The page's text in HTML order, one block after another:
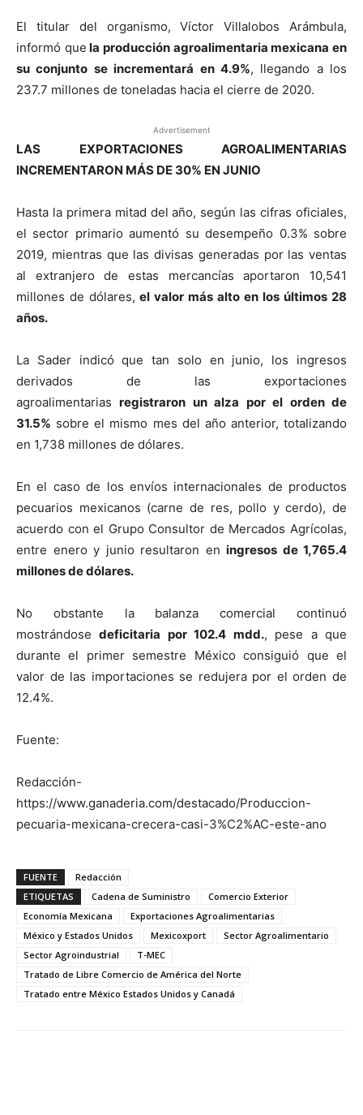
El titular del organismo, Víctor Villalobos Arámbula,
informó que la producción agroalimentaria mexicana en
su conjunto se incrementará en 4.9%, llegando a los
237.7 millones de toneladas hacia el cierre de 2020.
Advertisement
LAS EXPORTACIONES AGROALIMENTARIAS
INCREMENTARON MÁS DE 30% EN JUNIO
Hasta la primera mitad del año, según las cifras oficiales,
el sector primario aumentó su desempeño 0.3% sobre
2019, mientras que las divisas generadas por las ventas
al extranjero de estas mercancías aportaron 10,541
millones de dólares, el valor más alto en los últimos 28
años.
La Sader indicó que tan solo en junio, los ingresos
derivados de las exportaciones
agroalimentariasregistraron un alza por el orden de
31.5% sobre el mismo mes del año anterior, totalizando
en 1,738 millones de dólares.
En el caso de los envíos internacionales de productos
pecuarios mexicanos (carne de res, pollo y cerdo), de
acuerdo con el Grupo Consultor de Mercados Agrícolas,
entre enero y junio resultaron en ingresos de 1,765.4
millones de dólares.
No obstante la balanza comercial continuó
mostrándosedeficitaria por 102.4 mdd., pese a que
durante el primer semestre México consiguió que el
valor de las importaciones se redujera por el orden de
12.4%.
Fuente:
Redacción-
https://www.ganaderia.com/destacado/Produccion-
pecuaria-mexicana-crecera-casi-3%C2%AC-este-ano
FUENTE
Redacción
ETIQUETAS
Cadena de Suministro
Comercio Exterior
Economía Mexicana
Exportaciones Agroalimentarias
México y Estados Unidos
Mexicoxport
Sector Agroalimentario
Sector Agroindustrial
T-MEC
Tratado de Libre Comercio de América del Norte
Tratado entre México Estados Unidos y Canadá